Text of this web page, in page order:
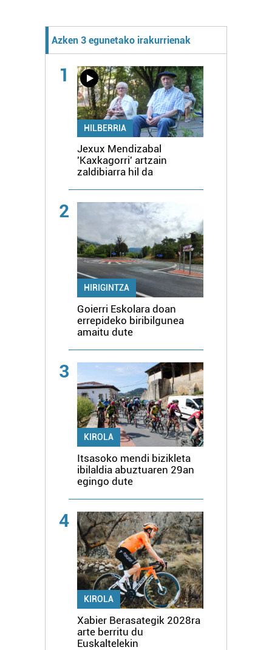
Azken 3 egunetako irakurrienak
1
HILBERRIA
Jexux Mendizabal
'Kaxkagorri' artzain
zaldibiarra hil da
2
HIRIGINTZA
Goierri Eskolara doan
errepideko biribilgunea
amaitu dute
3
KIROLA
Itsasoko mendi bizikleta
ibilaldia abuztuaren 29an
egingo dute
4
KIROLA
Xabier Berasategik 2028ra
arte berritu du
Euskaltelekin